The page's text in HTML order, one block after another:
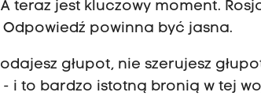
teraz jest kluczowy moment.
powinna być jasna.
głupot, nie szerujesz
i to bardzo istotną bronią w tej